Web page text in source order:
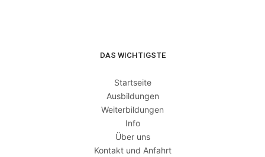
DAS WICHTIGSTE
Startseite
Ausbildungen
Weiterbildungen
Info
Über uns
Kontakt und Anfahrt